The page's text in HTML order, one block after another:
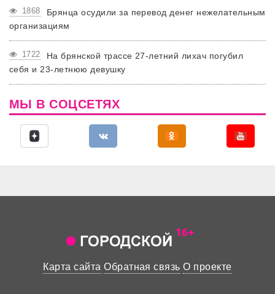
1868
Брянца осудили за перевод денег нежелательным
организациям
1722
На брянской трассе 27-летний лихач погубил
себя и 23-летнюю девушку
МЫ В СОЦСЕТЯХ
Карта сайта Обратная связь О проекте